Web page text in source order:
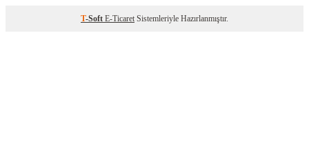
T-Soft E-Ticaret Sistemleriyle Hazırlanmıştır.